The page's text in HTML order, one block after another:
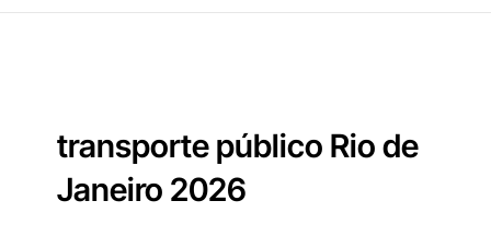
transporte público Rio de
Janeiro 2026